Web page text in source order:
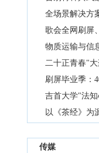
音开启"慢充旅
全场景解决方
力企业数字化
歌会全网刷屏
粉！「抖音心
物质运输与信
释义
二十正青春"
海
刷屏毕业季：
的青春演了一
吉首大学"法知
湘西古丈开展
以《茶经》
陆羽《茶经》
抖音电商全域
锁好生意的全
从看球到逛吃
传媒